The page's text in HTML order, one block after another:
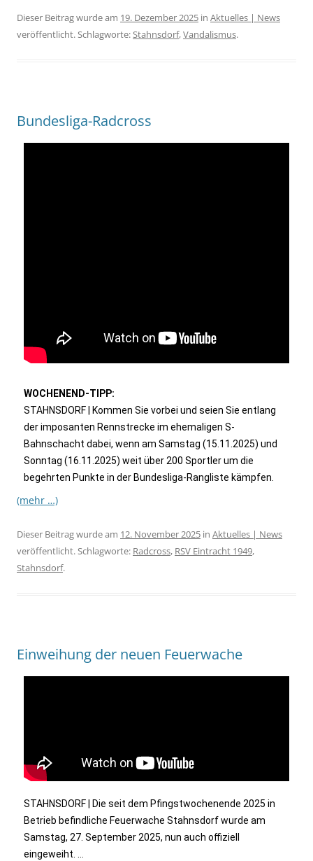
Dieser Beitrag wurde am 19. Dezember 2025 in Aktuelles | News
veröffentlicht. Schlagworte:Stahnsdorf,Vandalismus.
Bundesliga-Radcross
WOCHENEND-TIPP:
STAHNSDORF | Kommen Sie vorbei und seien Sie entlang
der imposanten Rennstrecke im ehemaligen S-
Bahnschacht dabei, wenn am Samstag (15.11.2025) und
Sonntag (16.11.2025) weit über 200 Sportler um die
begehrten Punkte in der Bundesliga-Rangliste kämpfen.
(mehr …)
Dieser Beitrag wurde am 12. November 2025 in Aktuelles | News
veröffentlicht. Schlagworte: Radcross, RSV Eintracht 1949,
Stahnsdorf.
Einweihung der neuen Feuerwache
STAHNSDORF | Die seit dem Pfingstwochenende 2025 in
Betrieb befindliche Feuerwache Stahnsdorf wurde am
Samstag, 27. September 2025, nun auch offiziell
eingeweiht. …